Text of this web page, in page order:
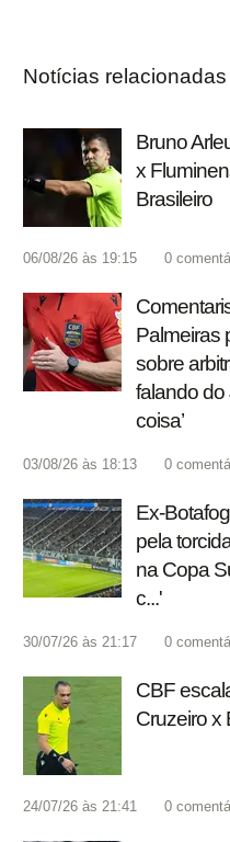
Notícias relacionadas
Bruno
x
Brasileiro
06/08/26 às 19:15 0
Palmeiras
sobre
falando do
coisa’
03/08/26 às 18:13 0
Ex-
pela
na Copa
c...'
30/07/26 às 21:17 0
CBF
Cruzeiro x
24/07/26 às 21:41 0